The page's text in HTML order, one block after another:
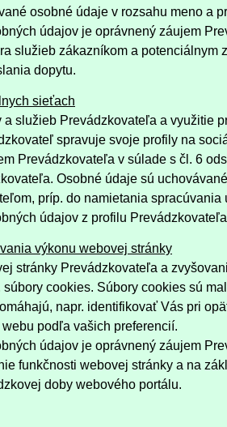
osobné údaje v rozsahu meno a
údajov je oprávnený záujem
služieb zákazníkom a
dopytu.
sieťach
služieb Prevádzkovateľa a využitie
spravuje svoje profily na
Prevádzkovateľa v súlade s čl. 6
Osobné údaje sú
príp. do namietania
údajov z profilu
výkonu webovej stránky
stránky Prevádzkovateľa a
cookies. Súbory cookies sú
napr. identifikovať Vás pri
podľa vašich preferencií.
údajov je oprávnený záujem
funkčnosti webovej stránky a na
doby webového portálu.